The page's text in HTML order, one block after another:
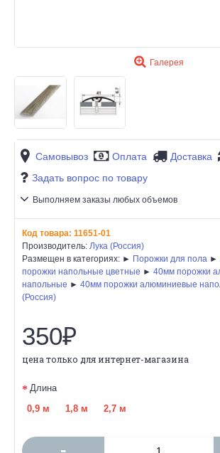
Галерея
Самовывоз Оплата Доставка
Задать вопрос по товару
Выполняем заказы любых объемов
Код товара: 11651-01
Производитель: Лука (Россия)
Размещен в категориях: ► Порожки для пола ►
порожки напольные цветные ► 40мм порожки
напольные ► 40мм порожки алюминиевые
(Россия)
350₽
цена только для интернет-магазина
Длина
0,9 м
1,8 м 2,7 м